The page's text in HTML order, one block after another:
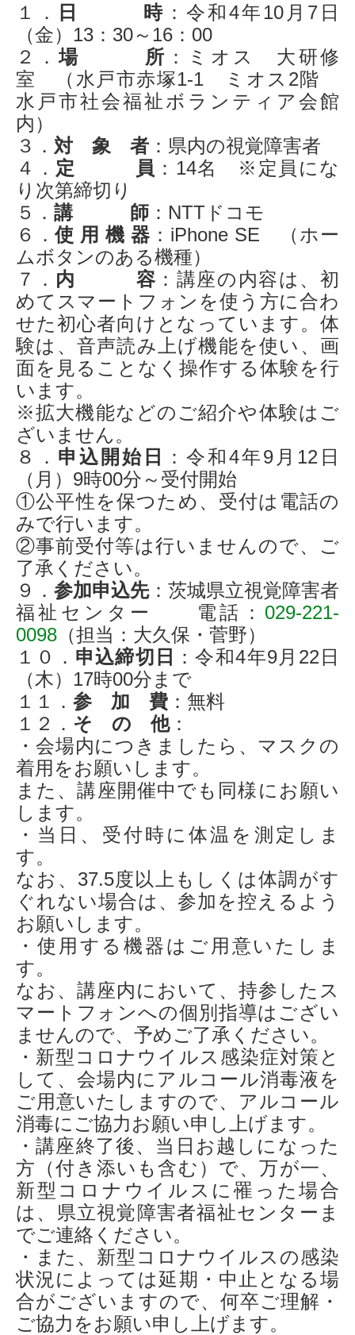
１．
日 時 ：令和4年10月7日
（金）13：30～16：00
２．場 所 ：ミオス 大研修
室
（水戸市赤塚1-1 ミオス2階
水戸市社会福祉ボランティア会館
内）
３． 対 象 者 ：県内の視覚障害者
４． 定 員 ：14名 ※定員にな
り次第締切り
５． 講 師 ：NTTドコモ
６．使 用 機 器 ：iPhone SE （ホー
ムボタンのある機種）
７． 内 容 ：講座の内容は、初
めてスマートフォンを使う方に合わ
せた初心者向けとなっています。体
験は、音声読み上げ機能を使い、画
面を見ることなく操作する体験を行
います。
※拡大機能などのご紹介や体験はご
ざいません。
８． 申込開始日
：令和4年9月12日
（月）9時00分～受付開始
①公平性を保つため、受付は電話の
みで行います。
②事前受付等は行いませんので、ご
了承ください。
９． 参加申込先：茨城県立視覚障害者
福祉センター 電話： 029-221-
0098 （担当：大久保・菅野）
１０． 申込締切日
：令和4年9月22日
（木）17時00分まで
１１． 参 加 費 ：無料
１２． そ の 他：
・会場内につきましたら、マスクの
着用をお願いします。
また、講座開催中でも同様にお願い
します。
・当日、受付時に体温を測定しま
す。
なお、37.5度以上もしくは体調がす
ぐれない場合は、参加を控えるよう
お願いします。
・使用する機器はご用意いたしま
す。
なお、講座内において、持参したス
マートフォンへの個別指導はござい
ませんので、予めご了承ください。
・新型コロナウイルス感染症対策と
して、会場内にアルコール消毒液を
ご用意いたしますので、アルコール
消毒にご協力お願い申し上げます。
・講座終了後、当日お越しになった
方（付き添いも含む）で、万が一、
新型コロナウイルスに罹った場合
は、県立視覚障害者福祉センターま
でご連絡ください。
・また、新型コロナウイルスの感染
状況によっては延期・中止となる場
合がございますので、何卒ご理解・
ご協力をお願い申し上げます。